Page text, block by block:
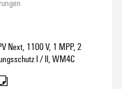
Next, 1100 V, 1 MPP, 2
I / II, WM4C